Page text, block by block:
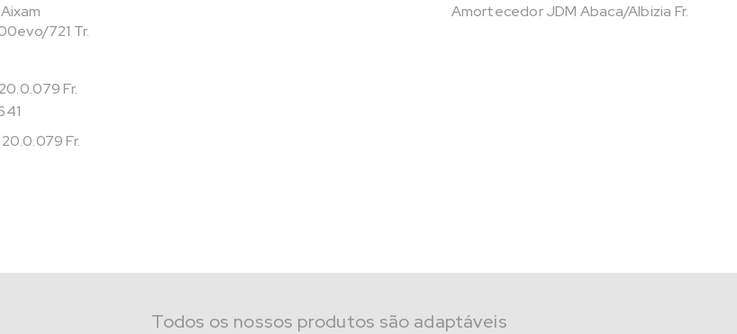
721 Tr.
Amortecedor JDM Abaca/Albizia Fr.
Fr.
Todos os nossos produtos são adaptáveis